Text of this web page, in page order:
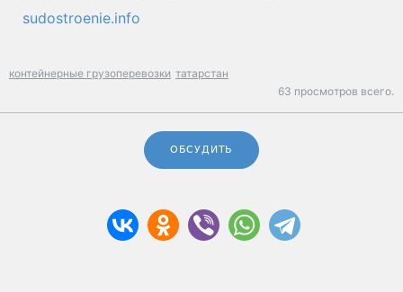
sudostroenie.info
контейнерные грузоперевозки татарстан
63 просмотров всего.
ОБСУДИТЬ